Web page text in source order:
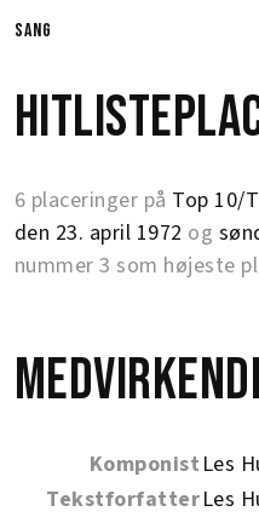
sang
6 placeringer på Top 10/
den 23. april 1972 og
nummer 3 som højeste
Komponist Les
TekstforfatterLes